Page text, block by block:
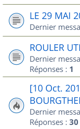
LE 29 MAI
Dernier
ROULER
Dernier
Réponses : 1
[10 Oct.
Dernier
Réponses : 30